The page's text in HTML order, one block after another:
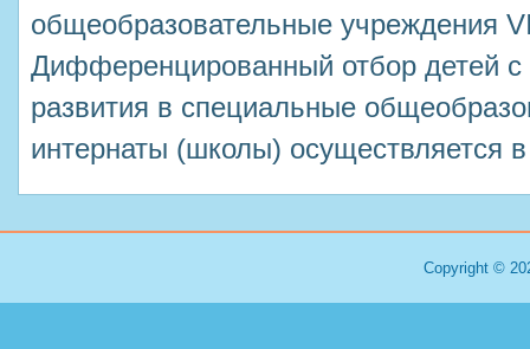
общеобразовательные учреждения
Дифференцированный отбор детей с
развития в специальные
интернаты (школы) осуществляется
Copyright ©